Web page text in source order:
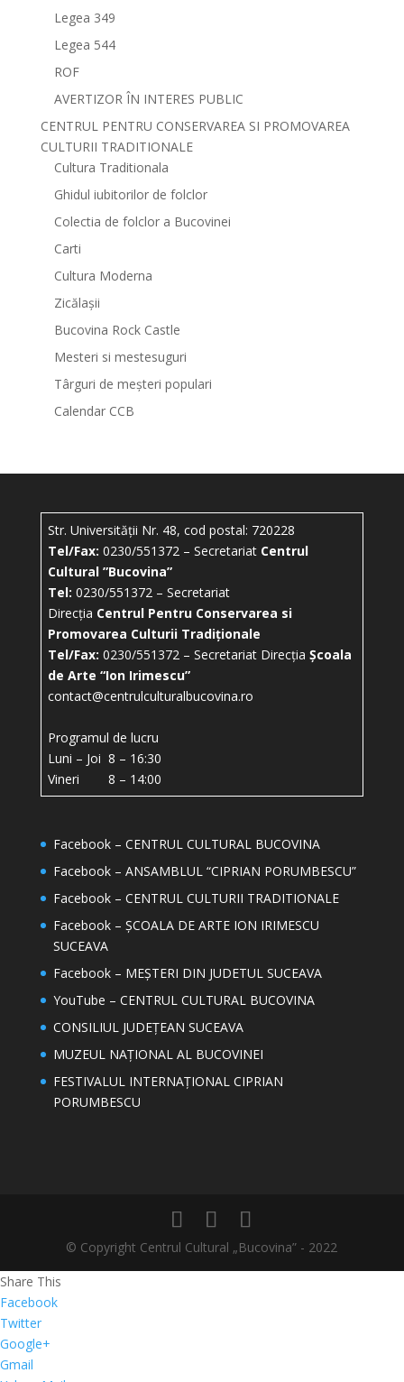
Legea 349
Legea 544
ROF
AVERTIZOR ÎN INTERES PUBLIC
CENTRUL PENTRU CONSERVAREA SI PROMOVAREA
CULTURII TRADITIONALE
Cultura Traditionala
Ghidul iubitorilor de folclor
Colectia de folclor a Bucovinei
Carti
Cultura Moderna
Zicălașii
Bucovina Rock Castle
Mesteri si mestesuguri
Târguri de meșteri populari
Calendar CCB
Str. Universității Nr. 48, cod postal: 720228
Tel/Fax: 0230/551372 – Secretariat Centrul
Cultural ”Bucovina”
Tel: 0230/551372 – Secretariat
Direcția Centrul Pentru Conservarea si
Promovarea Culturii Tradiționale
Tel/Fax: 0230/551372 – Secretariat Direcția Școala
de Arte “Ion Irimescu”
contact@centrulculturalbucovina.ro
Programul de lucru
Luni – Joi 8 – 16:30
Vineri 8 – 14:00
Facebook – CENTRUL CULTURAL BUCOVINA
Facebook – ANSAMBLUL “CIPRIAN PORUMBESCU”
Facebook – CENTRUL CULTURII TRADITIONALE
Facebook – ȘCOALA DE ARTE ION IRIMESCU
SUCEAVA
Facebook – MEȘTERI DIN JUDETUL SUCEAVA
YouTube – CENTRUL CULTURAL BUCOVINA
CONSILIUL JUDEȚEAN SUCEAVA
MUZEUL NAȚIONAL AL BUCOVINEI
FESTIVALUL INTERNAȚIONAL CIPRIAN
PORUMBESCU
© Copyright Centrul Cultural „Bucovina” - 2022
Share This
Facebook
Twitter
Google+
Gmail